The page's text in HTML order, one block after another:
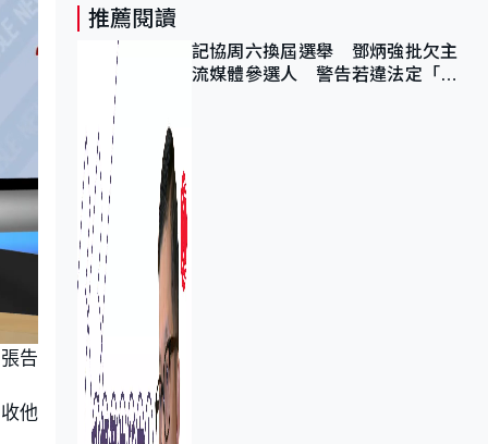
告
他
推薦閱讀
記協周六換屆選舉 鄧炳強批欠主
流媒體參選人 警告若違法定「釘